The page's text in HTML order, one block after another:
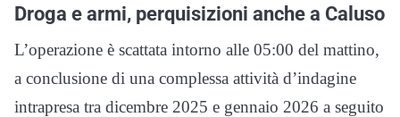
Droga e armi, perquisizioni anche a Caluso
L’operazione è scattata intorno alle 05:00 del mattino,
a conclusione di una complessa attività d’indagine
intrapresa tra dicembre 2025 e gennaio 2026 a seguito